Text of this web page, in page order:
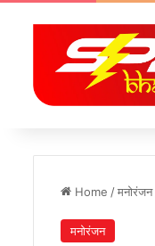
Home /मनोरंजन
मनोरंजन